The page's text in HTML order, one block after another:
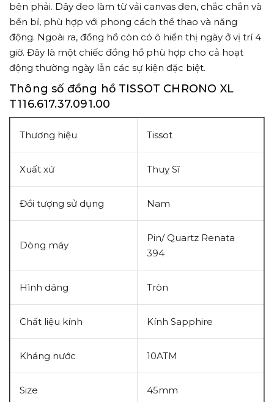
bên phải. Dây đeo làm từ vải canvas đen, chắc chắn và
bền bỉ, phù hợp với phong cách thể thao và năng
động. Ngoài ra, đồng hồ còn có ô hiển thị ngày ở vị trí 4
giờ. Đây là một chiếc đồng hồ phù hợp cho cả hoạt
động thường ngày lẫn các sự kiện đặc biệt.
Thông số đồng hồ TISSOT CHRONO XL
T116.617.37.091.00
Thương hiệu Tissot
Xuất xứ Thuỵ Sĩ
Đồi tượng sử dụng Nam
Dòng máy
Pin/ Quartz Renata
394
Hình dáng Tròn
Chất liệu kính Kính Sapphire
Kháng nước 10ATM
Size 45mm